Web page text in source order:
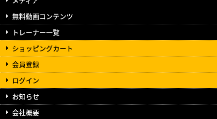
無料動画コンテンツ
トレーナー一覧
ショッピングカート
会員登録
ログイン
お知らせ
会社概要